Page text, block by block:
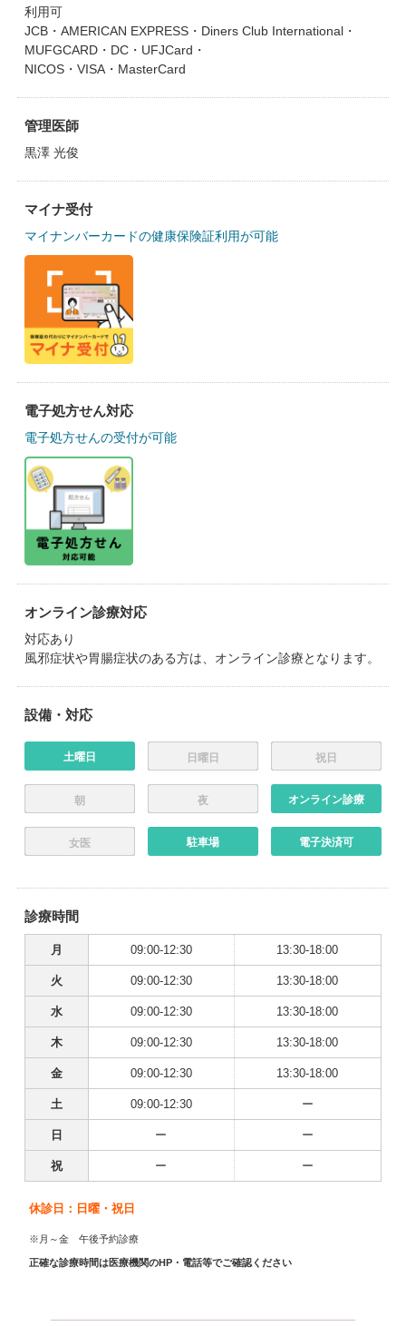
利用可
JCB・AMERICAN EXPRESS・Diners Club International・
MUFGCARD・DC・UFJCard・
NICOS・VISA・MasterCard
管理医師
黒澤 光俊
マイナ受付
マイナンバーカードの健康保険証利用が可能
電子処方せん対応
電子処方せんの受付が可能
オンライン診療対応
対応あり
風邪症状や胃腸症状のある方は、オンライン診療となります。
設備・対応
土曜日 日曜日 祝日
朝 夜 オンライン診療
女医 駐車場 電子決済可
診療時間
月 09:00-12:30 13:30-18:00
火 09:00-12:30 13:30-18:00
水 09:00-12:30 13:30-18:00
木 09:00-12:30 13:30-18:00
金 09:00-12:30 13:30-18:00
土 09:00-12:30 ー
日 ー ー
祝 ー ー
休診日：日曜・祝日
※月～金 午後予約診療
正確な診療時間は医療機関のHP・電話等でご確認ください